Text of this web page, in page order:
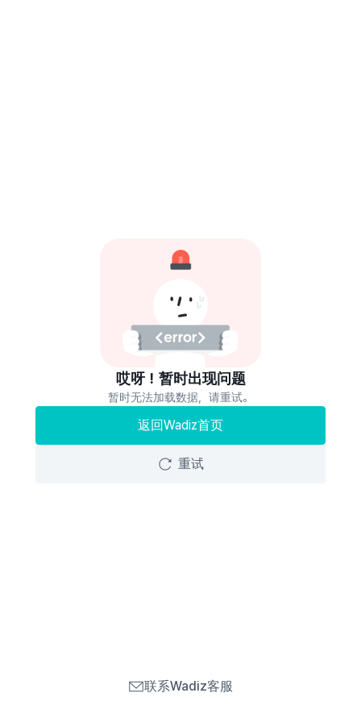
哎呀！暂时出现问题
暂时无法加载数据，请重试。
返回Wadiz首页
重试
联系Wadiz客服